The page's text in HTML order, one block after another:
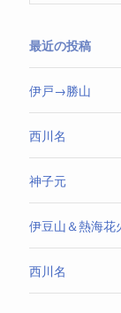
最近の投稿
伊戸→勝山
西川名
神子元
伊豆山＆熱海花
西川名